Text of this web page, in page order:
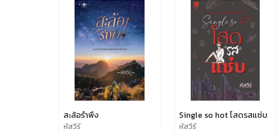
สะล้อรำพึง
หัสวีร์
Single so hot โสดรสแซ่บ
หัสวีร์